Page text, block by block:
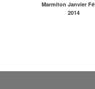
Marmiton Janvier
2014